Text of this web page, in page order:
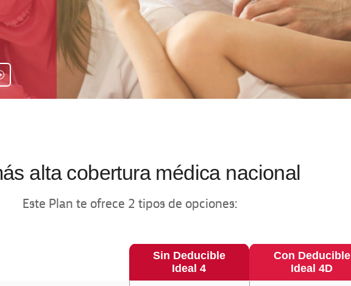
alta cobertura médica nacional
Este Plan te ofrece 2 tipos de opciones:
Sin Deducible
Ideal 4
Con Deducible
Ideal 4D